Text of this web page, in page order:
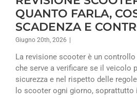
QUANTO FARLA,
SCADENZA E
Giugno 20th, 2026
La revisione scooter è un
che serve a verificare se il veicolo
sicurezza e nel rispetto delle
lo scooter ogni giorno, soprattutto